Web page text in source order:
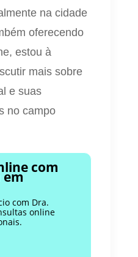
na cidade
oferecendo
estou à
mais sobre
e suas
no campo
com
em
com Dra.
online